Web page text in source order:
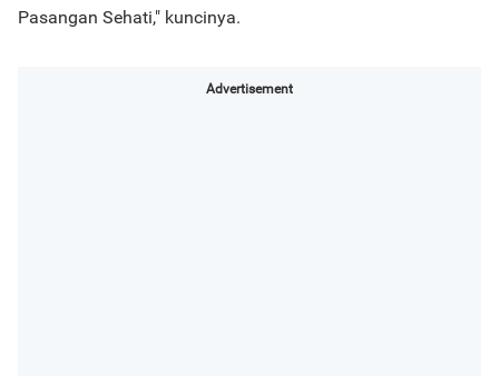
Pasangan Sehati," kuncinya.
Advertisement